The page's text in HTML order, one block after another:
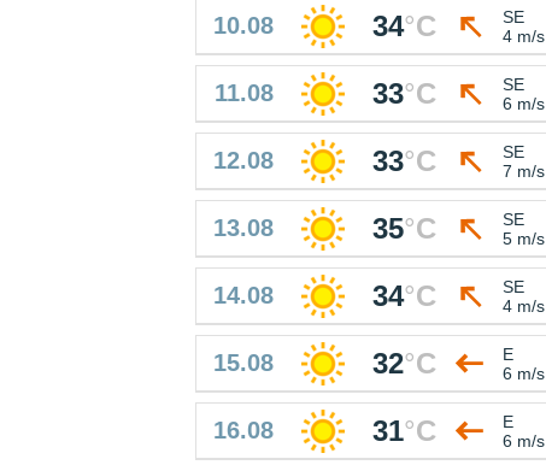
10.08 34°C
SE
4 m/s
11.08 33°C
SE
6 m/s
12.08 33°C
SE
7 m/s
13.08 35°C
SE
5 m/s
14.08 34°C
SE
4 m/s
15.08 32°C
E
6 m/s
16.08 31°C
E
6 m/s